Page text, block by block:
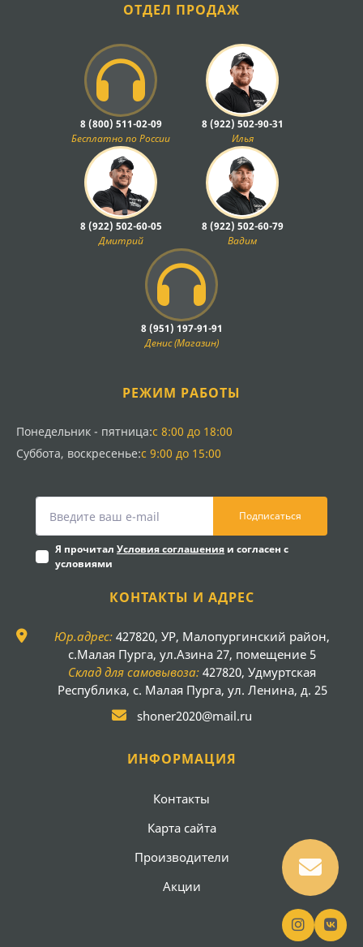
ОТДЕЛ ПРОДАЖ
8 (800) 511-02-09
Бесплатно по России
8 (922) 502-90-31
Илья
8 (922) 502-60-05
Дмитрий
8 (922) 502-60-79
Вадим
8 (951) 197-91-91
Денис (Магазин)
РЕЖИМ РАБОТЫ
Понедельник - пятница:с 8:00 до 18:00
Суббота, воскресенье:с 9:00 до 15:00
Подписаться
Я прочитал Условия соглашения и согласен с
условиями
КОНТАКТЫ И АДРЕС
Юр.адрес: 427820, УР, Малопургинский район,
с.Малая Пурга, ул.Азина 27, помещение 5
Склад для самовывоза: 427820, Удмуртская
Республика, с. Малая Пурга, ул. Ленина, д. 25
shoner2020@mail.ru
ИНФОРМАЦИЯ
Контакты
Карта сайта
Производители
Акции